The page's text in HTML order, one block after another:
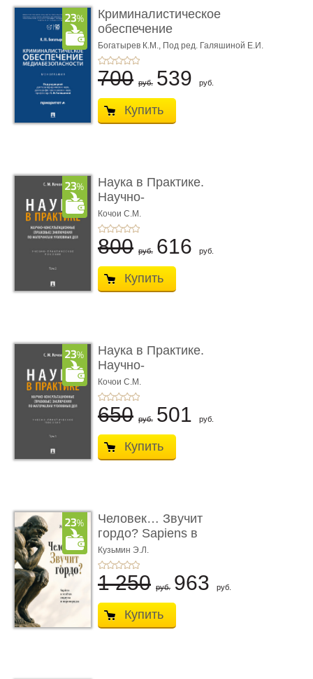
Криминалистическое
обеспечение
медиабезопас� ...
Богатырев К.М., Под ред. Галяшиной Е.И.
700 руб. 539 руб.
Купить
Наука в Практике.
Научно-
консультационные (пра
...
Кочои С.М.
800 руб. 616 руб.
Купить
Наука в Практике.
Научно-
консультационные (пра
...
Кочои С.М.
650 руб. 501 руб.
Купить
Человек… Звучит
гордо? Sapiens в
тенётах социума � ...
Кузьмин Э.Л.
1 250 руб. 963 руб.
Купить